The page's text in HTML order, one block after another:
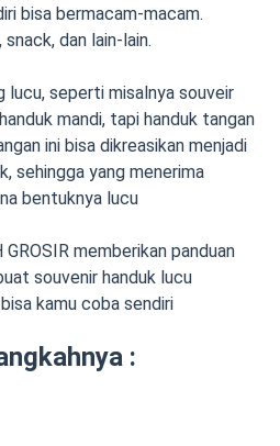
bisa bermacam-macam.
snack, dan lain-lain.
lucu, seperti misalnya souveir
mandi, tapi handuk tangan
ini bisa dikreasikan menjadi
sehingga yang menerima
bentuknya lucu
memberikan panduan
souvenir handuk lucu
kamu coba sendiri
: